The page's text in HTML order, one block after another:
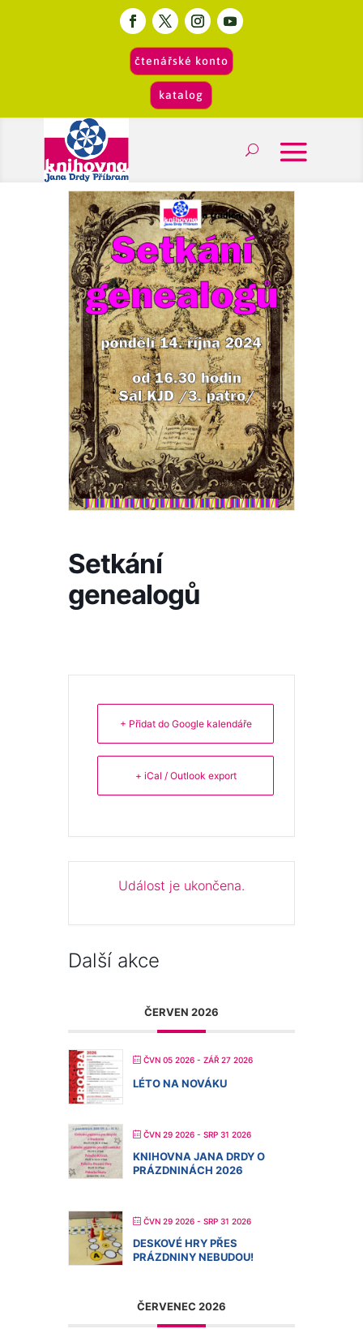
čtenářské konto
katalog
Setkání
genealogů
+ Přidat do Google kalendáře
+ iCal / Outlook export
Událost je ukončena.
Další akce
ČERVEN 2026
ČVN 05 2026 - ZÁŘ 27 2026
LÉTO NA NOVÁKU
ČVN 29 2026 - SRP 31 2026
KNIHOVNA JANA DRDY O
PRÁZDNINÁCH 2026
ČVN 29 2026 - SRP 31 2026
DESKOVÉ HRY PŘES
PRÁZDNINY NEBUDOU!
ČERVENEC 2026